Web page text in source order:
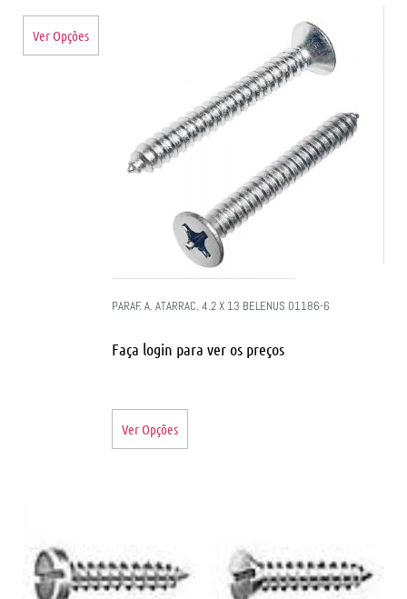
Ver Opções
PARAF. A. ATARRAC. 4.2 X 13 BELENUS 01186-6
Faça login para ver os preços
Ver Opções